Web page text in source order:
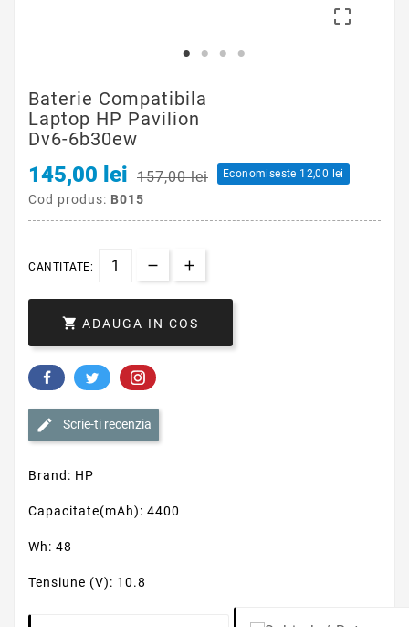

Baterie Compatibila
Laptop HP Pavilion
Dv6-6b30ew
145,00 lei 157,00 lei Economiseste 12,00 lei
Cod produs: B015
CANTITATE:
 ADAUGA IN COS
Scrie-ti recenzia
Brand: HP
Capacitate(mAh): 4400
Wh: 48
Tensiune (V): 10.8